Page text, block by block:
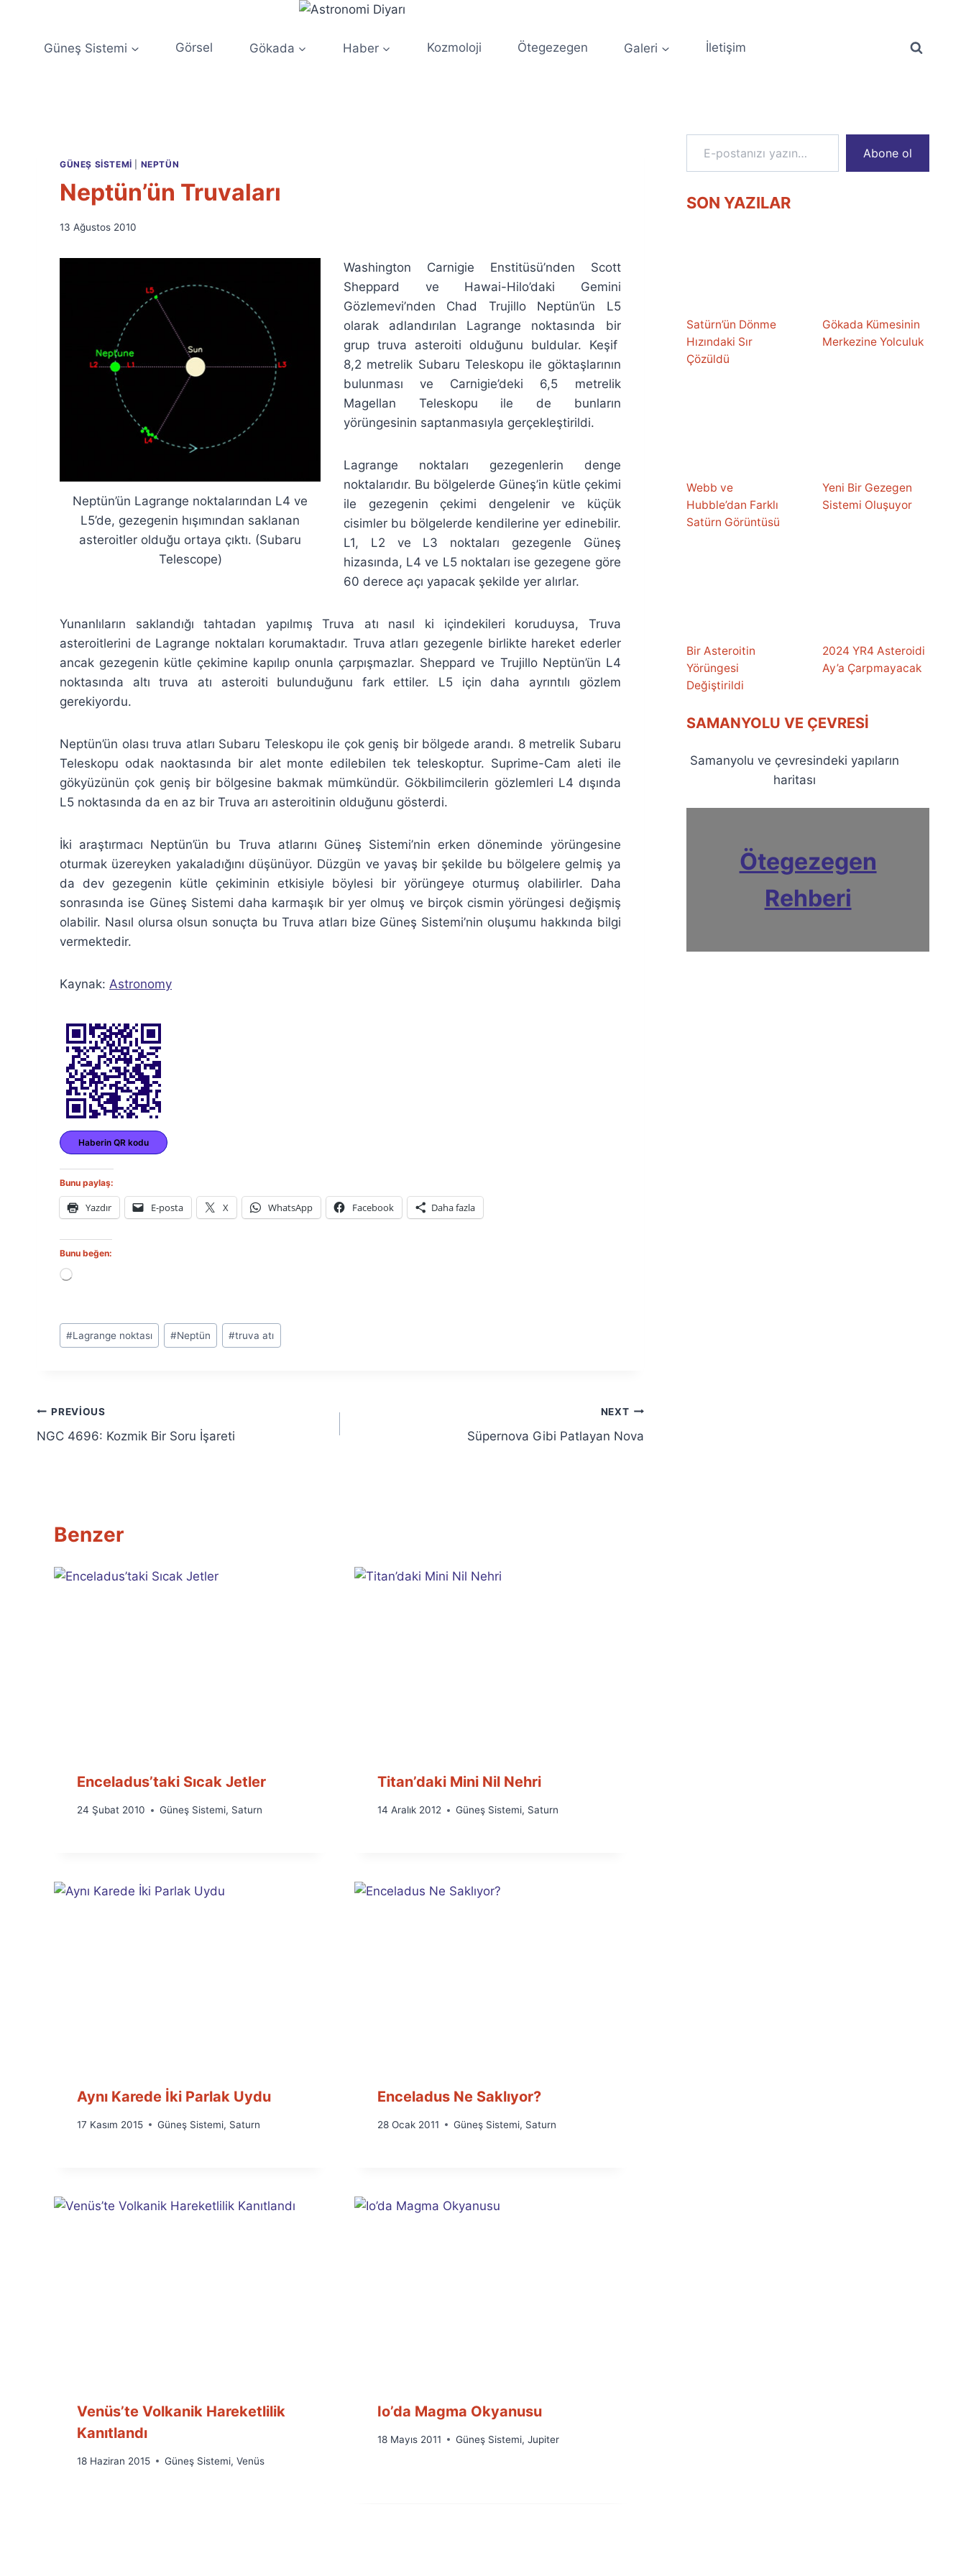
Güneş Sistemi Görsel Gökada Haber Kozmoloji Ötegezegen Galeri İletişim
GÜNEŞ SISTEMI NEPTÜN
Neptün’ün Truvaları
By
Fuat
13 Ağustos 2010
Neptün’ün Lagrange noktalarından L4 ve
L5’de, gezegenin hışımından saklanan
asteroitler olduğu ortaya çıktı. (Subaru
Telescope)
Washington Carnigie Enstitüsü’nden Scott
Sheppard ve Hawai-Hilo’daki Gemini
Gözlemevi’nden Chad Trujillo Neptün’ün L5
olarak adlandırılan Lagrange noktasında bir
grup truva asteroiti olduğunu buldular. Keşif
8,2 metrelik Subaru Teleskopu ile göktaşlarının
bulunması ve Carnigie’deki 6,5 metrelik
Magellan Teleskopu ile de bunların
yörüngesinin saptanmasıyla gerçekleştirildi.
Lagrange noktaları gezegenlerin denge
noktalarıdır. Bu bölgelerde Güneş’in kütle çekimi
ile gezegenin çekimi dengelenir ve küçük
cisimler bu bölgelerde kendilerine yer edinebilir.
L1, L2 ve L3 noktaları gezegenle Güneş
hizasında, L4 ve L5 noktaları ise gezegene göre
60 derece açı yapacak şekilde yer alırlar.
Yunanlıların saklandığı tahtadan yapılmış Truva atı nasıl ki içindekileri koruduysa, Truva
asteroitlerini de Lagrange noktaları korumaktadır. Truva atları gezegenle birlikte hareket ederler
ancak gezegenin kütle çekimine kapılıp onunla çarpışmazlar. Sheppard ve Trujillo Neptün’ün L4
noktasında altı truva atı asteroiti bulunduğunu fark ettiler. L5 için daha ayrıntılı gözlem
gerekiyordu.
Neptün’ün olası truva atları Subaru Teleskopu ile çok geniş bir bölgede arandı. 8 metrelik Subaru
Teleskopu odak naoktasında bir alet monte edilebilen tek teleskoptur. Suprime-Cam aleti ile
gökyüzünün çok geniş bir bölgesine bakmak mümkündür. Gökbilimcilerin gözlemleri L4 dışında
L5 noktasında da en az bir Truva arı asteroitinin olduğunu gösterdi.
İki araştırmacı Neptün’ün bu Truva atlarını Güneş Sistemi’nin erken döneminde yörüngesine
oturmak üzereyken yakaladığını düşünüyor. Düzgün ve yavaş bir şekilde bu bölgelere gelmiş ya
da dev gezegenin kütle çekiminin etkisiyle böylesi bir yörüngeye oturmuş olabilirler. Daha
sonrasında ise Güneş Sistemi daha karmaşık bir yer olmuş ve birçok cismin yörüngesi değişmiş
olabilir. Nasıl olursa olsun sonuçta bu Truva atları bize Güneş Sistemi’nin oluşumu hakkında bilgi
vermektedir.
Kaynak: Astronomy
Haberin QR kodu
Bunu paylaş:
Yazdır E-posta X WhatsApp Facebook Daha fazla
Bunu beğen:
Y
e
n
.
.
Post
Tags:
#Lagrange noktası #Neptün #truva atı
Yazı
gezinmesi
PREVIOUS
NGC 4696: Kozmik Bir Soru İşareti
NEXT
Süpernova Gibi Patlayan Nova
Benzer
Enceladus’taki Sıcak Jetler
By
24 Şubat 2010 Güneş Sistemi, Saturn
Titan’daki Mini Nil Nehri
By
14 Aralık 2012 Güneş Sistemi, Saturn
Aynı Karede İki Parlak Uydu
By
17 Kasım 2015 Güneş Sistemi, Saturn
Enceladus Ne Saklıyor?
By
28 Ocak 2011 Güneş Sistemi, Saturn
Venüs’te Volkanik Hareketlilik
Kanıtlandı
By
18 Haziran 2015 Güneş Sistemi, Venüs
Io’da Magma Okyanusu
By
18 Mayıs 2011 Güneş Sistemi,Jupiter
E-postanızı yazın…
Abone ol
SON YAZILAR
Satürn’ün Dönme
Hızındaki Sır
Çözüldü
Gökada Kümesinin
Merkezine Yolculuk
Webb ve
Hubble’dan Farklı
Satürn Görüntüsü
Yeni Bir Gezegen
Sistemi Oluşuyor
Bir Asteroitin
Yörüngesi
Değiştirildi
2024 YR4 Asteroidi
Ay’a Çarpmayacak
SAMANYOLU VE ÇEVRESI
Samanyolu ve çevresindeki yapıların
haritası
Ötegezegen
Rehberi